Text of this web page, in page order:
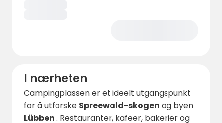
I nærheten
Campingplassen er et ideelt utgangspunkt
for å utforske Spreewald-skogen og byen
Lübben . Restauranter, kafeer, bakerier og